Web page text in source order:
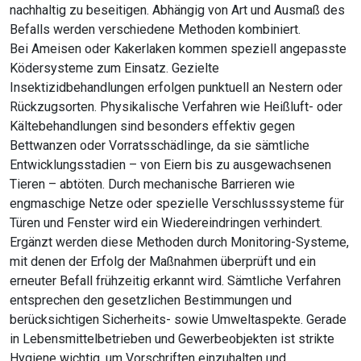
nachhaltig zu beseitigen. Abhängig von Art und Ausmaß des
Befalls werden verschiedene Methoden kombiniert.
Bei Ameisen oder Kakerlaken kommen speziell angepasste
Ködersysteme zum Einsatz. Gezielte
Insektizidbehandlungen erfolgen punktuell an Nestern oder
Rückzugsorten. Physikalische Verfahren wie Heißluft- oder
Kältebehandlungen sind besonders effektiv gegen
Bettwanzen oder Vorratsschädlinge, da sie sämtliche
Entwicklungsstadien – von Eiern bis zu ausgewachsenen
Tieren – abtöten. Durch mechanische Barrieren wie
engmaschige Netze oder spezielle Verschlusssysteme für
Türen und Fenster wird ein Wiedereindringen verhindert.
Ergänzt werden diese Methoden durch Monitoring-Systeme,
mit denen der Erfolg der Maßnahmen überprüft und ein
erneuter Befall frühzeitig erkannt wird. Sämtliche Verfahren
entsprechen den gesetzlichen Bestimmungen und
berücksichtigen Sicherheits- sowie Umweltaspekte. Gerade
in Lebensmittelbetrieben und Gewerbeobjekten ist strikte